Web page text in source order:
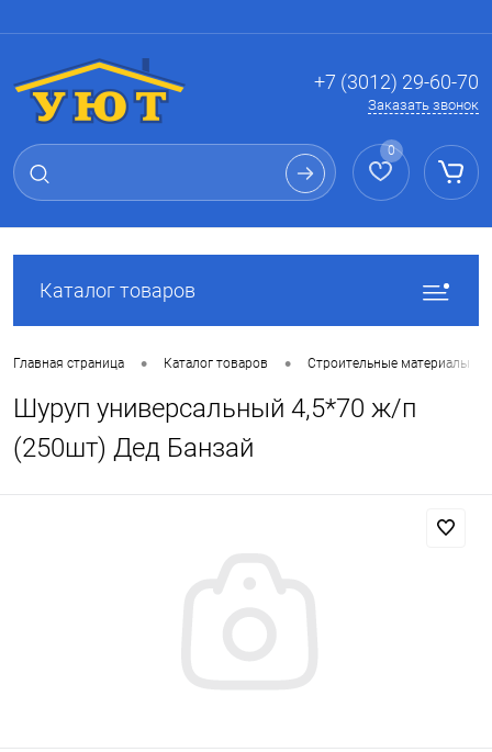
+7 (3012) 29-60-70
Заказать звонок
0
Каталог товаров
Главная страница • Каталог товаров • Строительные материалы
Шуруп универсальный 4,5*70 ж/п
(250шт) Дед Банзай